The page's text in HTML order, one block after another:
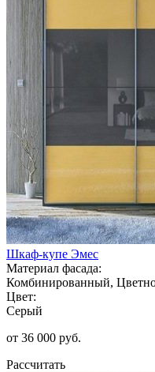
Шкаф-купе Эмес
Материал фасада:
Комбинированный,
Цвет:
Серый
от 36 000 руб.
Рассчитать